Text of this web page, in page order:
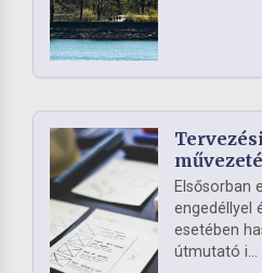
Elsősorban
engedéllyel
esetében
útmutató i...